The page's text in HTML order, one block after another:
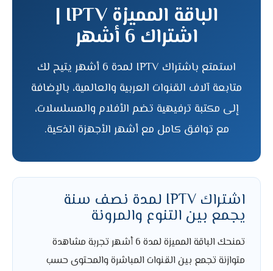
الباقة المميزة IPTV |
اشتراك 6 أشهر
استمتع باشتراك IPTV لمدة 6 أشهر يتيح لك
متابعة آلاف القنوات العربية والعالمية، بالإضافة
إلى مكتبة ترفيهية تضم الأفلام والمسلسلات،
مع توافق كامل مع أشهر الأجهزة الذكية.
اشتراك IPTV لمدة نصف سنة
يجمع بين التنوع والمرونة
تمنحك الباقة المميزة لمدة 6 أشهر تجربة مشاهدة
متوازنة تجمع بين القنوات المباشرة والمحتوى حسب